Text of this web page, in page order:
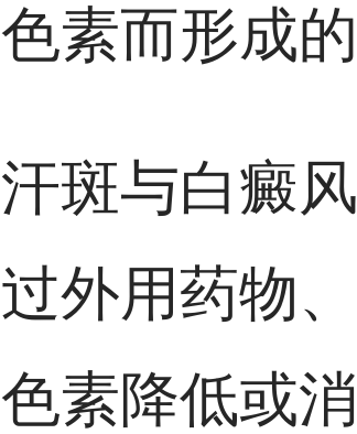
素而形成
斑与白癜
外用药物
素降低或